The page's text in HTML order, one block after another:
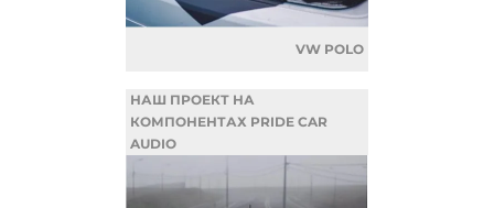
VW POLO
НАШ ПРОЕКТ НА
КОМПОНЕНТАХ PRIDE CAR
AUDIO